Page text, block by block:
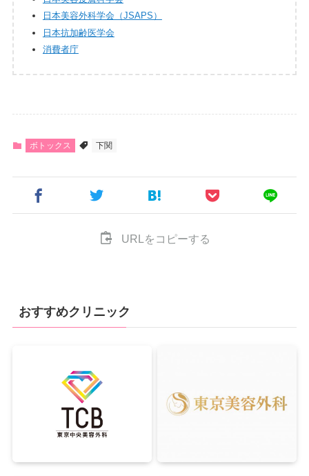
日本美容外科学会（JSAPS）
日本抗加齢医学会
消費者庁
ボトックス 下関
URLをコピーする
おすすめクリニック